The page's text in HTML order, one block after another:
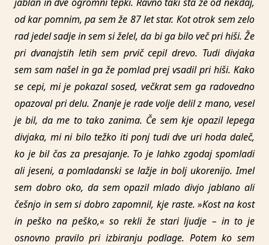
od kar pomnim, pa sem že 87 let star. Kot otrok sem zelo
rad jedel sadje in sem si želel, da bi ga bilo več pri hiši. Že
pri dvanajstih letih sem prvič cepil drevo. Tudi divjaka
sem sam našel in ga že pomlad prej vsadil pri hiši. Kako
se cepi, mi je pokazal sosed, večkrat sem ga radovedno
opazoval pri delu. Znanje je rade volje delil z mano, vesel
je bil, da me to tako zanima. Če sem kje opazil lepega
divjaka, mi ni bilo težko iti ponj tudi dve uri hoda daleč,
ko je bil čas za presajanje. To je lahko zgodaj spomladi
ali jeseni, a pomladanski se lažje in bolj ukorenijo. Imel
sem dobro oko, da sem opazil mlado divjo jablano ali
češnjo in sem si dobro zapomnil, kje raste. »Kost na kost
in peško na peško,« so rekli že stari ljudje – in to je
osnovno pravilo pri izbiranju podlage. Potem ko sem